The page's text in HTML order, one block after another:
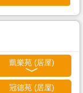
凱樂苑 (居屋)
冠德苑 (居屋)